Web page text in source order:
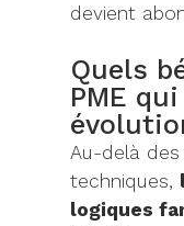
devient
Quels
PME
Au-delà
techniques,
logiques